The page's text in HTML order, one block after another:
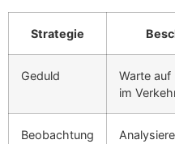
Strategie
Geduld
Warte auf
im
Beobachtung